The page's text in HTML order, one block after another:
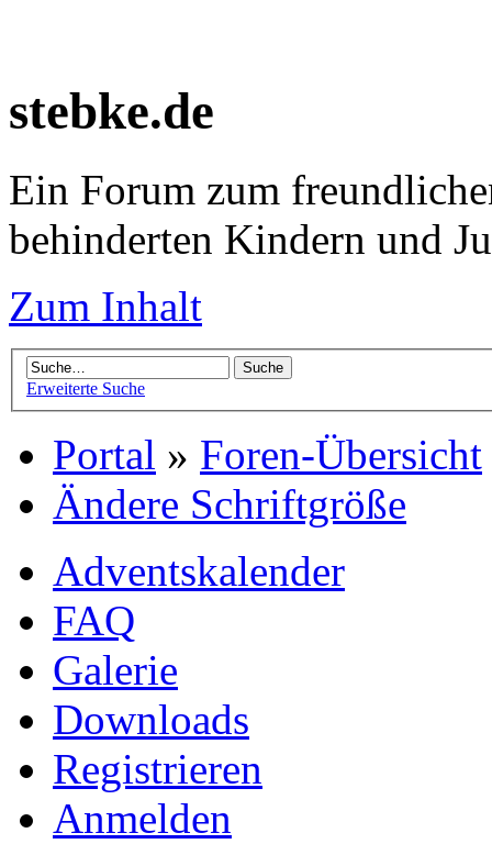
stebke.de
Ein Forum zum
behinderten Kindern und
Zum Inhalt
Erweiterte Suche
Portal » Foren-Übersicht
Ändere Schriftgröße
Adventskalender
FAQ
Galerie
Downloads
Registrieren
Anmelden